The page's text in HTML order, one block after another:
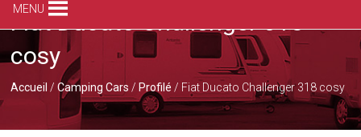
SPÉCIALISTE
CAR
DE
CARAVANE
À
MENU
Fiat Ducato Challenger 318
cosy
Accueil /Camping Cars / Profilé / Fiat Ducato Challenger 318 cosy